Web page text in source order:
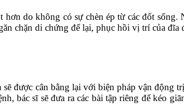
do không có sự chèn ép từ các đốt sống.
chặn di chứng để lại, phục hồi vị trí của đĩa
được cân bằng lại với biện pháp vận động
bác sĩ sẽ đưa ra các bài tập riêng để kéo